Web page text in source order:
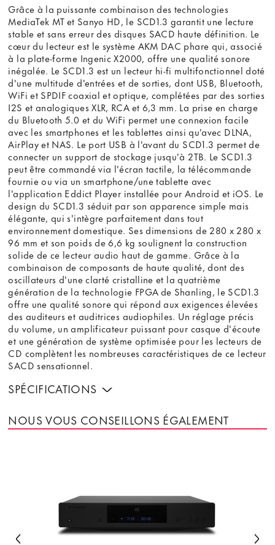
Grâce à la puissante combinaison des technologies
MediaTek MT et Sanyo HD, le SCD1.3 garantit une lecture
stable et sans erreur des disques SACD haute définition. Le
cœur du lecteur est le système AKM DAC phare qui, associé
à la plate-forme Ingenic X2000, offre une qualité sonore
inégalée. Le SCD1.3 est un lecteur hi-fi multifonctionnel doté
d'une multitude d'entrées et de sorties, dont USB, Bluetooth,
WiFi et SPDIF coaxial et optique, complétées par des sorties
I2S et analogiques XLR, RCA et 6,3 mm. La prise en charge
du Bluetooth 5.0 et du WiFi permet une connexion facile
avec les smartphones et les tablettes ainsi qu'avec DLNA,
AirPlay et NAS. Le port USB à l'avant du SCD1.3 permet de
connecter un support de stockage jusqu'à 2TB. Le SCD1.3
peut être commandé via l'écran tactile, la télécommande
fournie ou via un smartphone/une tablette avec
l'application Eddict Player installée pour Android et iOS. Le
design du SCD1.3 séduit par son apparence simple mais
élégante, qui s'intègre parfaitement dans tout
environnement domestique. Ses dimensions de 280 x 280 x
96 mm et son poids de 6,6 kg soulignent la construction
solide de ce lecteur audio haut de gamme. Grâce à la
combinaison de composants de haute qualité, dont des
oscillateurs d'une clarté cristalline et la quatrième
génération de la technologie FPGA de Shanling, le SCD1.3
offre une qualité sonore qui répond aux exigences élevées
des auditeurs et auditrices audiophiles. Un réglage précis
du volume, un amplificateur puissant pour casque d'écoute
et une génération de système optimisée pour les lecteurs de
CD complètent les nombreuses caractéristiques de ce lecteur
SACD sensationnel.
SPÉCIFICATIONS
NOUS VOUS CONSEILLONS ÉGALEMENT